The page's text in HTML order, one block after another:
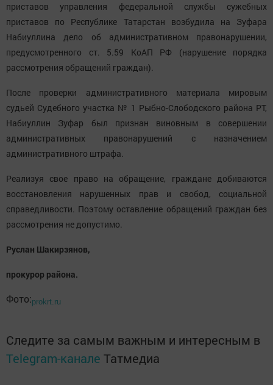
приставов управления федеральной службы сужебных
приставов по Республике Татарстан возбудила на Зуфара
Набиуллина дело об административном правонарушении,
предусмотренного ст. 5.59 КоАП РФ (нарушение порядка
рассмотрения обращений граждан).
После проверки административного материала мировым
судьей Судебного участка № 1 Рыбно-Слободского района РТ,
Набиуллин Зуфар был признан виновным в совершении
административных правонарушений с назначением
административного штрафа.
Реализуя свое право на обращение, граждане добиваются
восстановления нарушенных прав и свобод, социальной
справедливости. Поэтому оставление обращений граждан без
рассмотрения не допустимо.
Руслан Шакирзянов,
прокурор района.
Фото:prokrt.ru
Следите за самым важным и интересным в
Telegram-канале Татмедиа